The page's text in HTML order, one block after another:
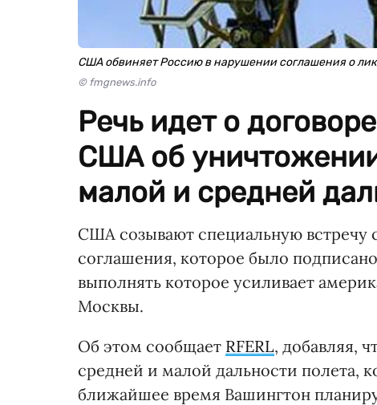
США обвиняет Россию в нарушении соглашения о
© fmgnews.info
Речь идет о
США об
малой и средней
США созывают специальную встречу
соглашения, которое было
выполнять которое усиливает
Москвы.
Об этом сообщает RFERL, добавляя,
средней и малой дальности полета,
ближайшее время Вашингтон